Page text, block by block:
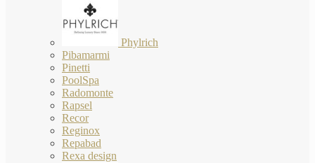
Phylrich
Pibamarmi
Pinetti
PoolSpa
Radomonte
Rapsel
Recor
Reginox
Repabad
Rexa design